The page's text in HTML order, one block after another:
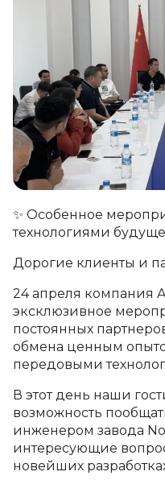
✨ Особенное
технологиями
Дорогие клиенты и
24 апреля компания
эксклюзивное
постоянных
обмена ценным
передовыми
В этот день наши
возможность
инженером завода
интересующие
новейших